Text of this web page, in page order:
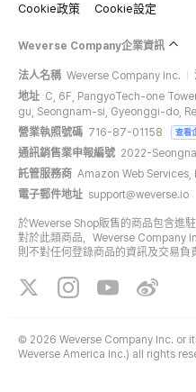
Cookie政策
Cookie設定
Weverse Company企業資訊
法人名稱 Weverse Company Inc.
地址 C, 6F, PangyoTech-one
gu, Seongnam-si, Gyeonggi-do,
營業執照號碼 716-87-01158 查看
通訊銷售業申報編號 2022-
託管服務商 Amazon Web Services,
電子郵件地址 support@weverse.io
於Weverse Shop販售的商品包含進
對於此類商品，Weverse Company
則不對任何登錄商品的資訊及交易負
© 2026 Weverse Company Inc. or
Weverse America Inc.) all rights